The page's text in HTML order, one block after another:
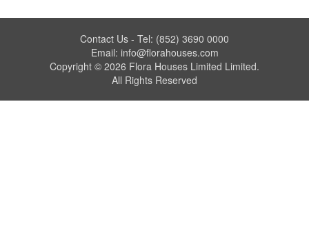
Contact Us - Tel: (852) 3690 0000
Email: info@florahouses.com
Copyright © 2026 Flora Houses Limited Limited.
All Rights Reserved